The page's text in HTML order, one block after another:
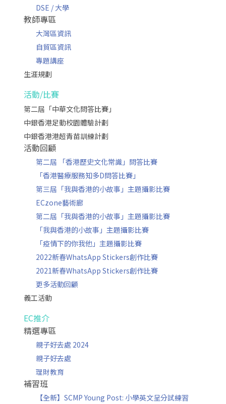
DSE / 大學
教師專區
大灣區資訊
自貿區資訊
專題講座
生涯規劃
活動/比賽
第二屆「中華文化問答比賽」
中銀香港足動校園體驗計劃
中銀香港港超青苗訓練計劃
活動回顧
第二屆 「香港歷史文化常識」問答比賽
「香港醫療服務知多D問答比賽」
第三屆「我與香港的小故事」主題攝影比賽
ECzone藝術廊
第二屆「我與香港的小故事」主題攝影比賽
「我與香港的小故事」主題攝影比賽
「疫情下的你我他」主題攝影比賽
2022新春WhatsApp Stickers創作比賽
2021新春WhatsApp Stickers創作比賽
更多活動回顧
義工活動
EC推介
精選專區
親子好去處 2024
親子好去處
理財教育
補習班
【全新】SCMP Young Post: 小學英文呈分試練習